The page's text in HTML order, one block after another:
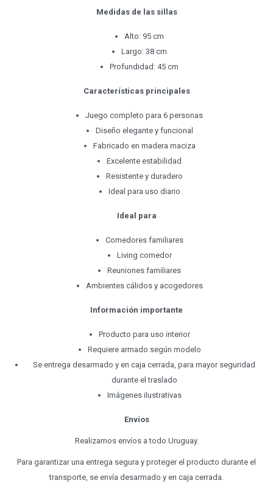
Medidas de las sillas
Alto: 95 cm
Largo: 38 cm
Profundidad: 45 cm
Características principales
Juego completo para 6 personas
Diseño elegante y funcional
Fabricado en madera maciza
Excelente estabilidad
Resistente y duradero
Ideal para uso diario
Ideal para
Comedores familiares
Living comedor
Reuniones familiares
Ambientes cálidos y acogedores
Información importante
Producto para uso interior
Requiere armado según modelo
Se entrega desarmado y en caja cerrada, para mayor seguridad
durante el traslado
Imágenes ilustrativas
Envíos
Realizamos envíos a todo Uruguay.
Para garantizar una entrega segura y proteger el producto durante el
transporte, se envía desarmado y en caja cerrada.